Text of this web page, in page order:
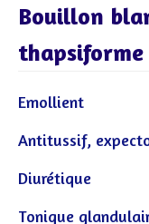
Bouillon
thapsiforme
Emollient
Antitussif,
Diurétique
Tonique